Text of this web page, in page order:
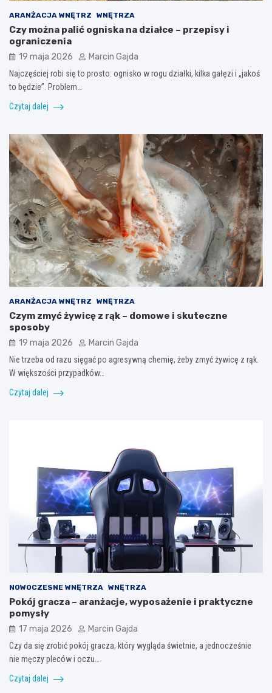
ARANŻACJA WNĘTRZ WNĘTRZA
Czy można palić ogniska na działce – przepisy i
ograniczenia
19 maja 2026 Marcin Gajda
Najczęściej robi się to prosto: ognisko w rogu działki, kilka gałęzi i „jakoś
to będzie”. Problem…
Czytaj dalej
ARANŻACJA WNĘTRZ WNĘTRZA
Czym zmyć żywicę z rąk – domowe i skuteczne
sposoby
19 maja 2026 Marcin Gajda
Nie trzeba od razu sięgać po agresywną chemię, żeby zmyć żywicę z rąk.
W większości przypadków…
Czytaj dalej
NOWOCZESNE WNĘTRZA WNĘTRZA
Pokój gracza – aranżacje, wyposażenie i praktyczne
pomysły
17 maja 2026 Marcin Gajda
Czy da się zrobić pokój gracza, który wygląda świetnie, a jednocześnie
nie męczy pleców i oczu…
Czytaj dalej